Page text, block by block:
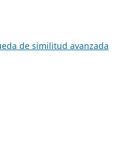
de similitud avanzada